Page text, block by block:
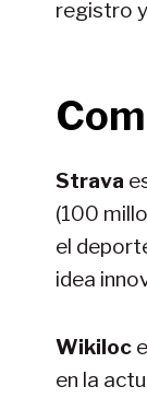
registro
Strava
(100
el
idea
Wikiloc
en la